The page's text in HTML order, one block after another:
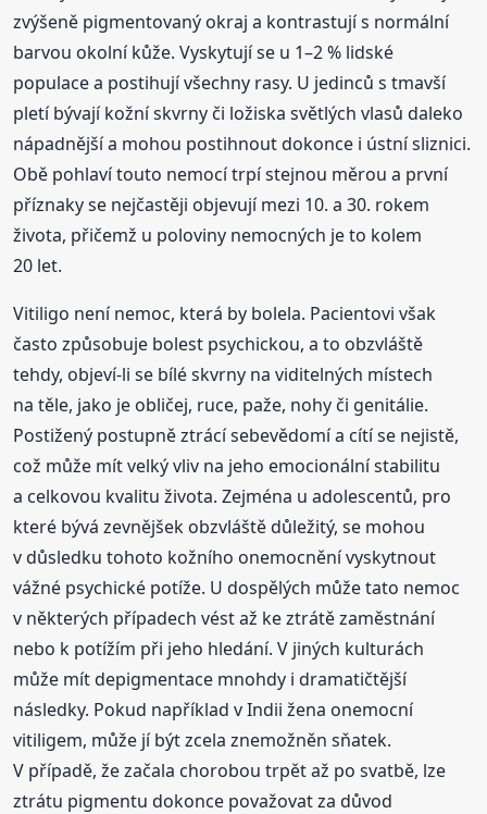
zvýšeně pigmentovaný okraj a kontrastují s normální
barvou okolní kůže. Vyskytují se u 1–2 % lidské
populace a postihují všechny rasy. U jedinců s tmavší
pletí bývají kožní skvrny či ložiska světlých vlasů daleko
nápadnější a mohou postihnout dokonce i ústní sliznici.
Obě pohlaví touto nemocí trpí stejnou měrou a první
příznaky se nejčastěji objevují mezi 10. a 30. rokem
života, přičemž u poloviny nemocných je to kolem
20 let.
Vitiligo není nemoc, která by bolela. Pacientovi však
často způsobuje bolest psychickou, a to obzvláště
tehdy, objeví-li se bílé skvrny na viditelných místech
na těle, jako je obličej, ruce, paže, nohy či genitálie.
Postižený postupně ztrácí sebevědomí a cítí se nejistě,
což může mít velký vliv na jeho emocionální stabilitu
a celkovou kvalitu života. Zejména u adolescentů, pro
které bývá zevnějšek obzvláště důležitý, se mohou
v důsledku tohoto kožního onemocnění vyskytnout
vážné psychické potíže. U dospělých může tato nemoc
v některých případech vést až ke ztrátě zaměstnání
nebo k potížím při jeho hledání. V jiných kulturách
může mít depigmentace mnohdy i dramatičtější
následky. Pokud například v Indii žena onemocní
vitiligem, může jí být zcela znemožněn sňatek.
V případě, že začala chorobou trpět až po svatbě, lze
ztrátu pigmentu dokonce považovat za důvod